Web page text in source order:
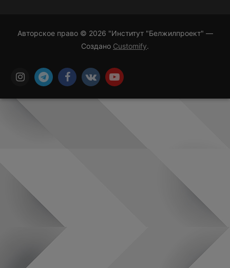
Авторское право © 2026 "Институт "Белжилпроект" —
Создано Customify.